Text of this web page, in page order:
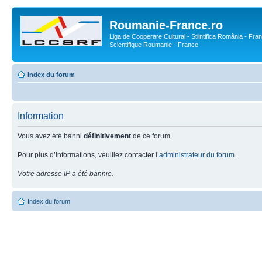
Roumanie-France.ro
Liga de Cooperare Cultural - Stiintifica România -
Scientifique Roumanie - France
Index du forum
Information
Vous avez été banni définitivement de ce forum.
Pour plus d’informations, veuillez contacter l’administrateur du forum
Votre adresse IP a été bannie.
Index du forum